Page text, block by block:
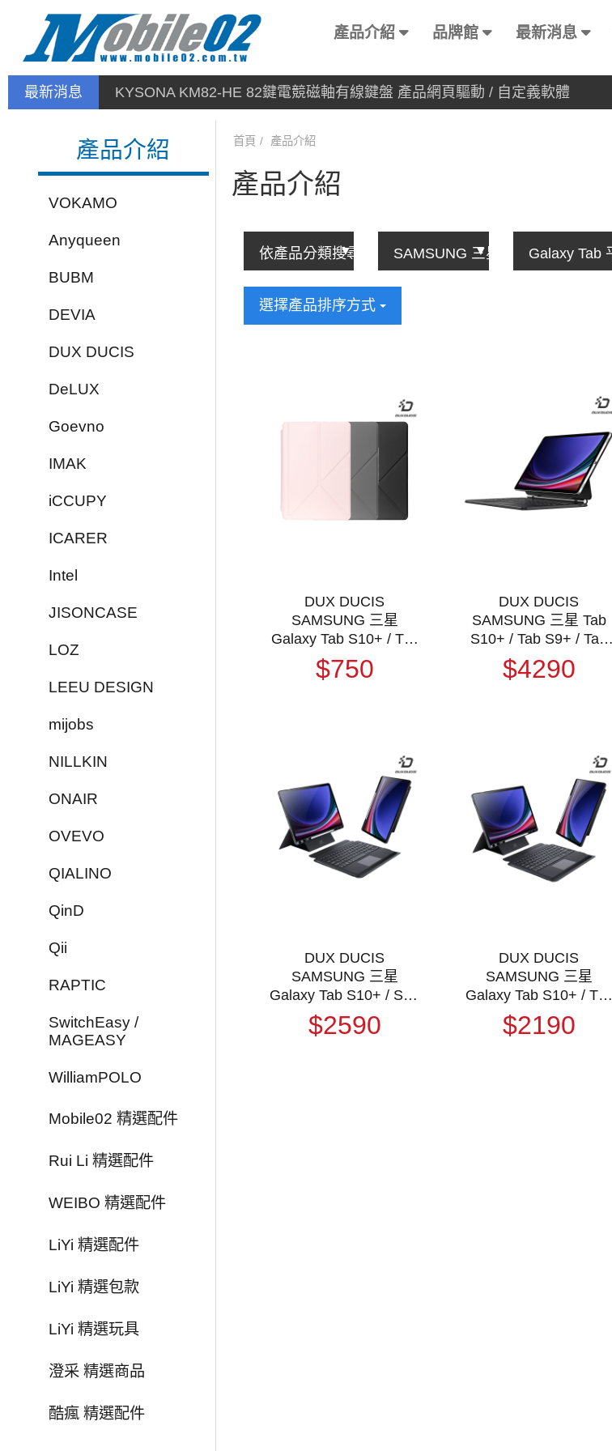
產品介紹 品牌館 最新消息
最新消息 KYSONA KM82-HE 82鍵電競磁軸有線鍵盤 產品網頁驅動 / 自定義軟體
產品介紹
VOKAMO
Anyqueen
BUBM
DEVIA
DUX DUCIS
DeLUX
Goevno
IMAK
iCCUPY
ICARER
Intel
JISONCASE
LOZ
LEEU DESIGN
mijobs
NILLKIN
ONAIR
OVEVO
QIALINO
QinD
Qii
RAPTIC
SwitchEasy /
MAGEASY
WilliamPOLO
Mobile02 精選配件
Rui Li 精選配件
WEIBO 精選配件
LiYi 精選配件
LiYi 精選包款
LiYi 精選玩具
澄采 精選商品
酷瘋 精選配件
首頁 產品介紹
產品介紹
選擇產品排序方式
DUX DUCIS
SAMSUNG 三星
Galaxy Tab S10+ / Tab
S9+ / Tab S9 FE+
Magi 筆槽皮套 平板皮
$750
DUX DUCIS
SAMSUNG 三星 Tab
S10+ / Tab S9+ / Tab
S9 FE+ DK 鍵盤(MK磁
吸版) 磁吸懸浮支架鍵
$4290
DUX DUCIS
SAMSUNG 三星
Galaxy Tab S10+ / S9+
/ S9 FE+ DK 鍵盤保護
套(背光版) 平板保護套
$2590
DUX DUCIS
SAMSUNG 三星
Galaxy Tab S10+ / Tab
S9+ / Tab S9 FE+ DK
鍵盤保護套 平板保護套
$2190